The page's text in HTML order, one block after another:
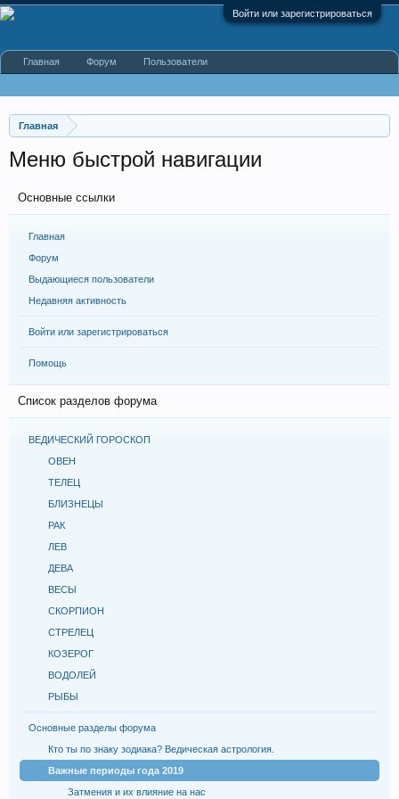
Войти или зарегистрироваться
Главная
Меню быстрой навигации
Основные ссылки
Главная
Форум
Выдающиеся пользователи
Недавняя активность
Войти или зарегистрироваться
Помощь
Список разделов форума
ВЕДИЧЕСКИЙ ГОРОСКОП
ОВЕН
ТЕЛЕЦ
БЛИЗНЕЦЫ
РАК
ЛЕВ
ДЕВА
ВЕСЫ
СКОРПИОН
СТРЕЛЕЦ
КОЗЕРОГ
ВОДОЛЕЙ
РЫБЫ
Основные разделы форума
Кто ты по знаку зодиака? Ведическая астрология.
Важные периоды года 2019
Затмения и их влияние на нас
Главная Форум Пользователи